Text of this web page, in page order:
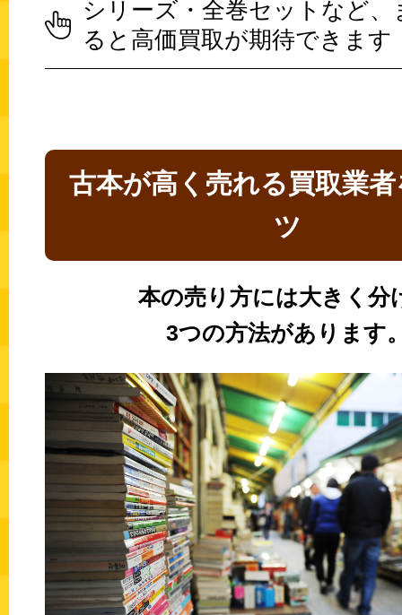
シリーズ・全巻セットなど、
ると高価買取が期待できます
古本が高く売れる買取業
ツ
本の売り方には大きく分
3つの方法があります